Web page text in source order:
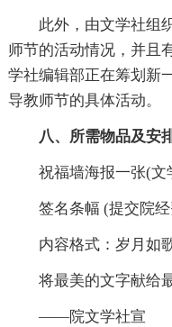
此外，由文学社组
师节的活动情况，并且
学社编辑部正在筹划新
导教师节的具体活动。
八、所需物品及安
祝福墙海报一张(文
签名条幅 (提交院
内容格式：岁月如
将最美的文字献给
――院文学社宣